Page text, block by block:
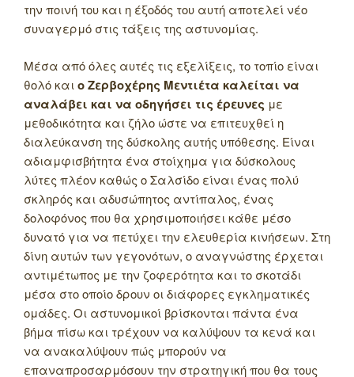
την ποινή του και η έξοδός του αυτή αποτελεί νέο
συναγερμό στις τάξεις της αστυνομίας.
Μέσα από όλες αυτές τις εξελίξεις, το τοπίο είναι
θολό και ο Ζερβοχέρης Μεντιέτα καλείται να
αναλάβει και να οδηγήσει τις έρευνες με
μεθοδικότητα και ζήλο ώστε να επιτευχθεί η
διαλεύκανση της δύσκολης αυτής υπόθεσης. Είναι
αδιαμφισβήτητα ένα στοίχημα για δύσκολους
λύτες πλέον καθώς ο Σαλσίδο είναι ένας πολύ
σκληρός και αδυσώπητος αντίπαλος, ένας
δολοφόνος που θα χρησιμοποιήσει κάθε μέσο
δυνατό για να πετύχει την ελευθερία κινήσεων. Στη
δίνη αυτών των γεγονότων, ο αναγνώστης έρχεται
αντιμέτωπος με την ζοφερότητα και το σκοτάδι
μέσα στο οποίο δρουν οι διάφορες εγκληματικές
ομάδες. Οι αστυνομικοί βρίσκονται πάντα ένα
βήμα πίσω και τρέχουν να καλύψουν τα κενά και
να ανακαλύψουν πώς μπορούν να
επαναπροσαρμόσουν την στρατηγική που θα τους